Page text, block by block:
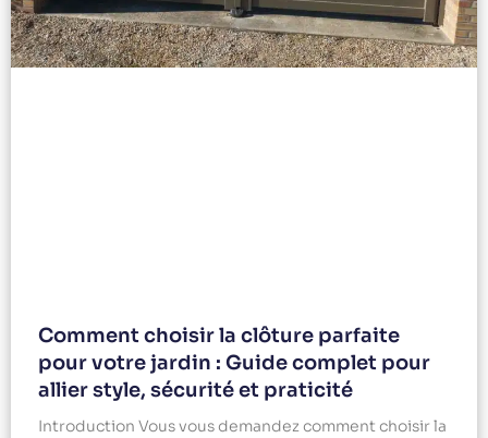
Comment choisir la clôture parfaite
pour votre jardin : Guide complet pour
allier style, sécurité et praticité
Introduction Vous vous demandez comment choisir la